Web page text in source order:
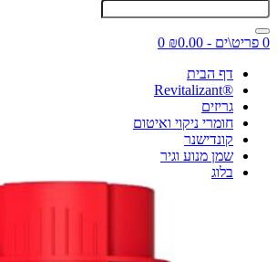
0 פריט\ים - ₪0.00
0
דף הבית
®Revitalizant
גריזים
חומרי ניקוי ואיטום
קונדישנר
שמן מנוע וגיר
בלוג